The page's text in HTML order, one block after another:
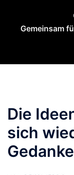
springenGemeinsam
Die
sich